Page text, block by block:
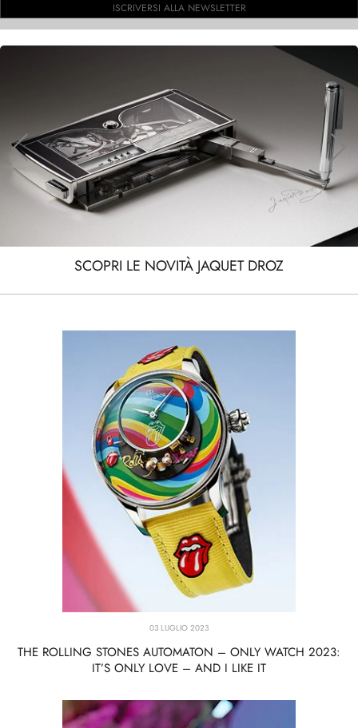
ISCRIVERSI ALLA NEWSLETTER
SCOPRI LE NOVITÀ JAQUET DROZ
03 LUGLIO 2023
THE ROLLING STONES AUTOMATON – ONLY WATCH 2023:
IT’S ONLY LOVE – AND I LIKE IT